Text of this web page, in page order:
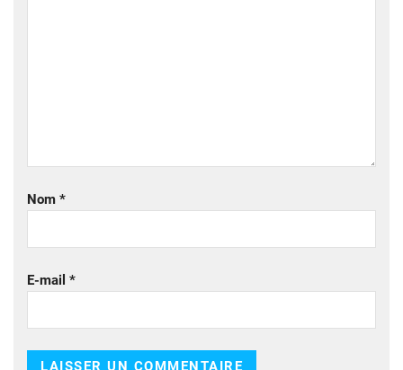
Nom *
E-mail *